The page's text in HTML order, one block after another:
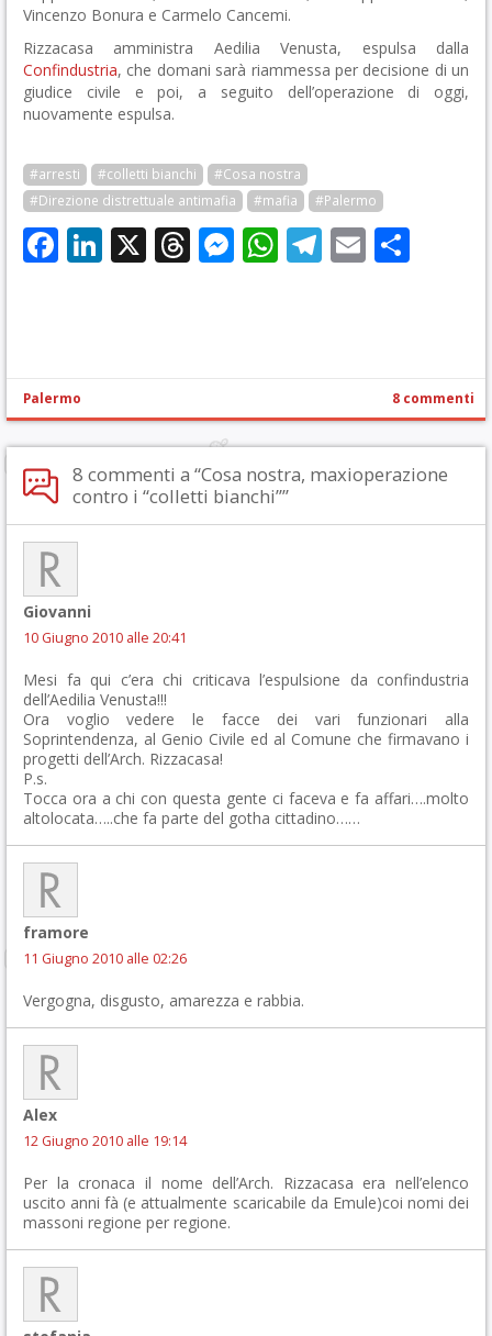
Vincenzo Bonura e Carmelo Cancemi.
Rizzacasa amministra Aedilia Venusta, espulsa dalla
Confindustria, che domani sarà riammessa per decisione di un
giudice civile e poi, a seguito dell’operazione di oggi,
nuovamente espulsa.
#arresti #colletti bianchi
#Cosa nostra
#Direzione distrettuale antimafia
#mafia #Palermo
Facebook
LinkedIn
X Threads
Messenger
WhatsApp
Telegram
Email
Palermo 8 commenti
8 commenti a “Cosa nostra, maxioperazione
contro i “colletti bianchi””
Giovanni
10 Giugno 2010 alle 20:41
Mesi fa qui c’era chi criticava l’espulsione da confindustria
dell’Aedilia Venusta!!!
Ora voglio vedere le facce dei vari funzionari alla
Soprintendenza, al Genio Civile ed al Comune che firmavano i
progetti dell’Arch. Rizzacasa!
P.s.
Tocca ora a chi con questa gente ci faceva e fa affari….molto
altolocata…..che fa parte del gotha cittadino……
framore
11 Giugno 2010 alle 02:26
Vergogna, disgusto, amarezza e rabbia.
Alex
12 Giugno 2010 alle 19:14
Per la cronaca il nome dell’Arch. Rizzacasa era nell’elenco
uscito anni fà (e attualmente scaricabile da Emule)coi nomi dei
massoni regione per regione.